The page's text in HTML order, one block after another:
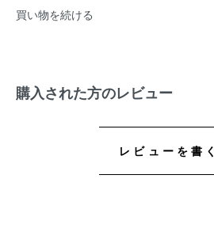
買い物を続ける
購入された方のレビュー
レビューを書く